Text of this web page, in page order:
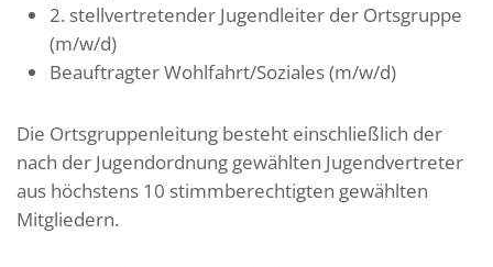
2. stellvertretender Jugendleiter der Ortsgruppe
(m/w/d)
Beauftragter Wohlfahrt/Soziales (m/w/d)
Die Ortsgruppenleitung besteht einschließlich der
nach der Jugendordnung gewählten Jugendvertreter
aus höchstens 10 stimmberechtigten gewählten
Mitgliedern.